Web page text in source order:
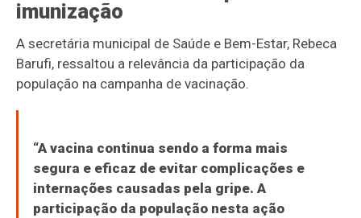
imunização
A secretária municipal de Saúde e Bem-Estar, Rebeca
Barufi, ressaltou a relevância da participação da
população na campanha de vacinação.
“A vacina continua sendo a forma mais
segura e eficaz de evitar complicações e
internações causadas pela gripe. A
participação da população nesta ação